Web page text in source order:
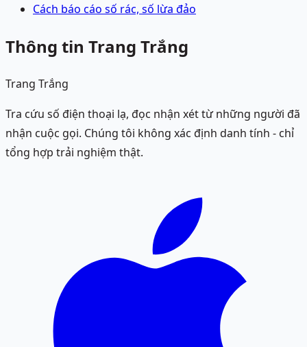
Cách báo cáo số rác, số lừa đảo
Thông tin Trang Trắng
Trang Trắng
Tra cứu số điện thoại lạ, đọc nhận xét từ những người đã
nhận cuộc gọi. Chúng tôi không xác định danh tính - chỉ
tổng hợp trải nghiệm thật.